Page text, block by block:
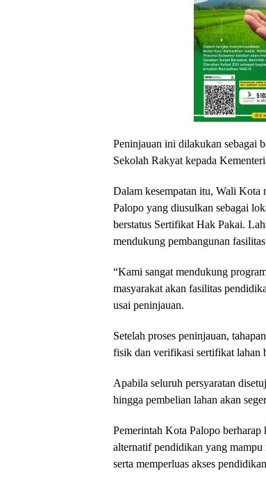
Peninjauan ini dilakukan sebagai
Sekolah Rakyat kepada
Dalam kesempatan itu, Wali
Palopo yang diusulkan sebagai
berstatus Sertifikat Hak Pakai.
mendukung pembangunan
“Kami sangat mendukung
masyarakat akan fasilitas
usai peninjauan.
Setelah proses peninjauan,
fisik dan verifikasi sertifikat lahan
Apabila seluruh persyaratan
hingga pembelian lahan akan
Pemerintah Kota Palopo
alternatif pendidikan yang mampu
serta memperluas akses